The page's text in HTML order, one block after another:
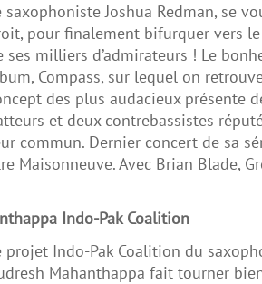
saxophoniste Joshua Redman, se
pour finalement bifurquer vers
ses milliers d’admirateurs ! Le
Compass, sur lequel on
des plus audacieux présente
et deux contrebassistes
commun. Dernier concert de sa
Maisonneuve. Avec Brian Blade,
Indo-Pak Coalition
projet Indo-Pak Coalition du
Mahanthappa fait tourner